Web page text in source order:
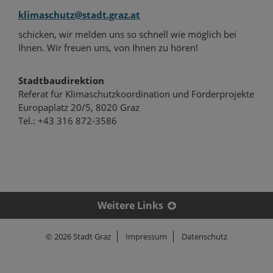
a
n
A
t
o
r
d
I
n
e
i
l
o
o
k
e
i
l
klimaschutz@stadt.graz.at
schicken, wir melden uns so schnell wie möglich bei
Ihnen. Wir freuen uns, von Ihnen zu hören!
Stadtbaudirektion
Referat für Klimaschutzkoordination und Förderprojekte
Europaplatz 20/5, 8020 Graz
Tel.: +43 316 872-3586
Weitere Links
© 2026 Stadt Graz Impressum Datenschutz